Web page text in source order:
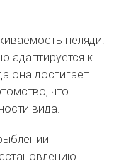
пеляди:
адаптируется к
она достигает
что
вида.